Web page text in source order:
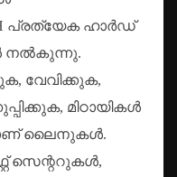
പ്രത്യേക ഹാർഡ്
നൽകുന്നു.
വേവിക്കുക,
മിഠായികൾ
ലൈനുകൾ.
സെന്ററുകൾ,